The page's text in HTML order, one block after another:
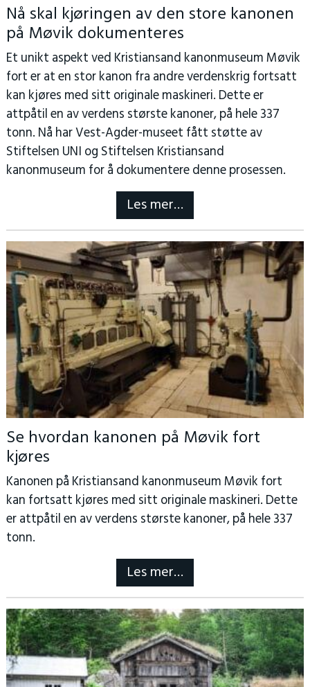
Nå skal kjøringen av den store kanonen
på Møvik dokumenteres
Et unikt aspekt ved Kristiansand kanonmuseum Møvik
fort er at en stor kanon fra andre verdenskrig fortsatt
kan kjøres med sitt originale maskineri. Dette er
attpåtil en av verdens største kanoner, på hele 337
tonn. Nå har Vest-Agder-museet fått støtte av
Stiftelsen UNI og Stiftelsen Kristiansand
kanonmuseum for å dokumentere denne prosessen.
Les mer…
Se hvordan kanonen på Møvik fort
kjøres
Kanonen på Kristiansand kanonmuseum Møvik fort
kan fortsatt kjøres med sitt originale maskineri. Dette
er attpåtil en av verdens største kanoner, på hele 337
tonn.
Les mer…